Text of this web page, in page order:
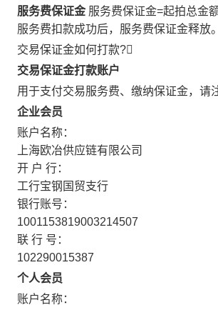
服务费保证金 服务费保证金=起拍总金
服务费扣款成功后，服务费保证金释放。
交易保证金如何打款?
交易保证金打款账户
用于支付交易服务费、缴纳保证金，请
企业会员
账户名称：
上海欧冶供应链有限公司
开 户 行：
工行宝钢国贸支行
银行账号：
1001153819003214507
联 行 号：
102290015387
个人会员
账户名称：